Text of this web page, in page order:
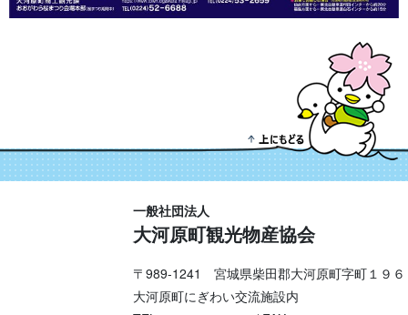
一般社団法人
大河原町観光物産協会
〒989-1241 宮城県柴田郡大河原町字町１９６
大河原町にぎわい交流施設内